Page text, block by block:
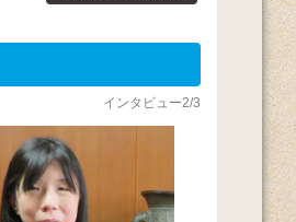
インタビュー2/3